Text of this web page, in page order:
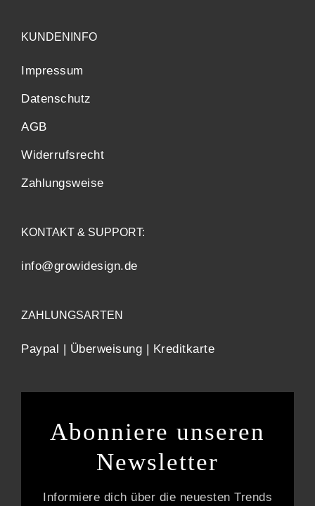
KUNDENINFO
Impressum
Datenschutz
AGB
Widerrufsrecht
Zahlungsweise
KONTAKT & SUPPORT:
info@growidesign.de
ZAHLUNGSARTEN
Paypal | Überweisung | Kreditkarte
Abonniere unseren
Newsletter
Informiere dich über die neuesten Trends